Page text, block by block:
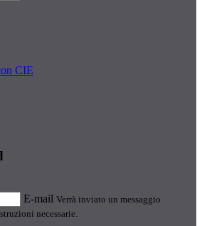
CIE
E-mail Verrà inviato un messaggio
necessarie.